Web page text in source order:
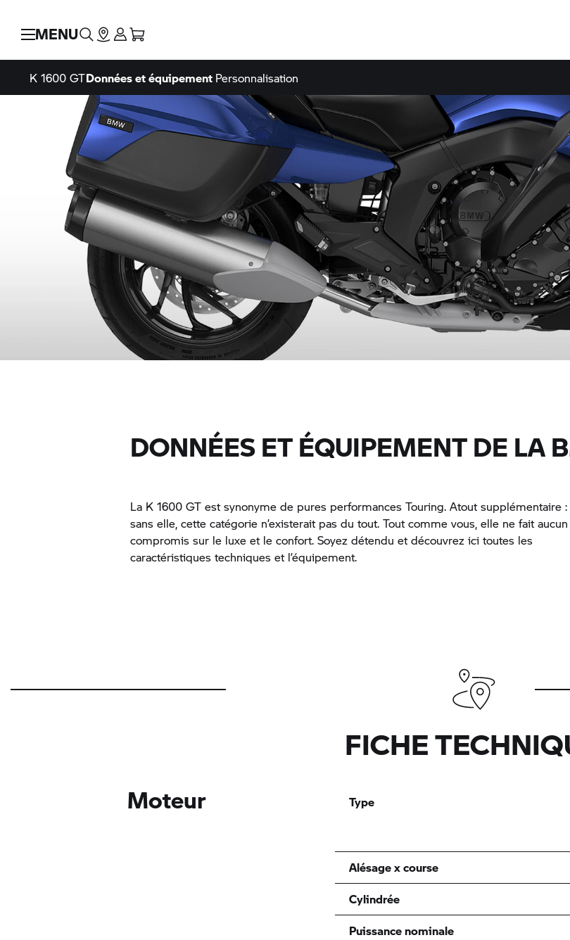
MENU
K 1600 GTDonnées et équipement Personnalisation
DONNÉES ET ÉQUIPEMENT DE LA
La K 1600 GT est synonyme de pures performances Touring. Atout supplémentaire :
sans elle, cette catégorie n’existerait pas du tout. Tout comme vous, elle ne fait aucun
compromis sur le luxe et le confort. Soyez détendu et découvrez ici toutes les
caractéristiques techniques et l’équipement.
FICHE
Moteur Type
Alésage x course
Cylindrée
Puissance nominale